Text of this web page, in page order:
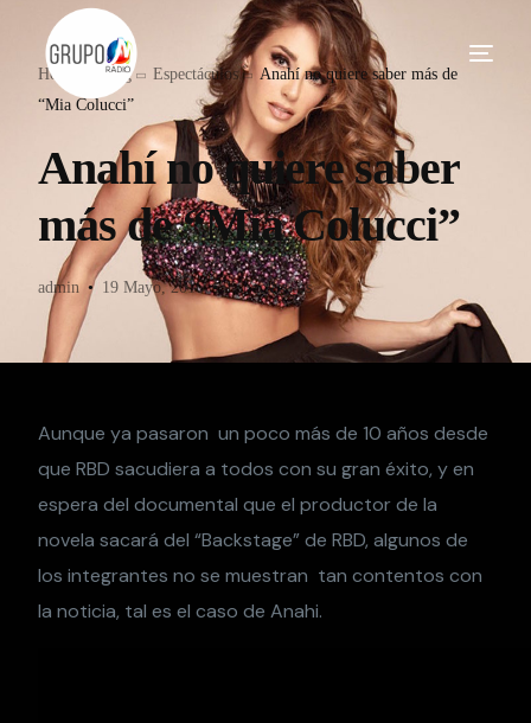
Home Blog Espectáculos
Anahí no quiere saber más de
“Mia Colucci”
Anahí no quiere saber
más de “Mia Colucci”
admin 19 Mayo, 2016 Espectáculos
Aunque ya pasaron un poco más de 10 años desde
que RBD sacudiera a todos con su gran éxito, y en
espera del documental que el productor de la
novela sacará del “Backstage” de RBD, algunos de
los integrantes no se muestran tan contentos con
la noticia, tal es el caso de Anahi.